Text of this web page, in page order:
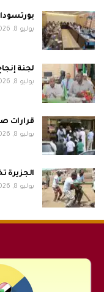
يوليو 8, 2026
لجنة
يوليو 8, 2026
قرارات
يوليو 8, 2026
الجزيرة
يوليو 8, 2026